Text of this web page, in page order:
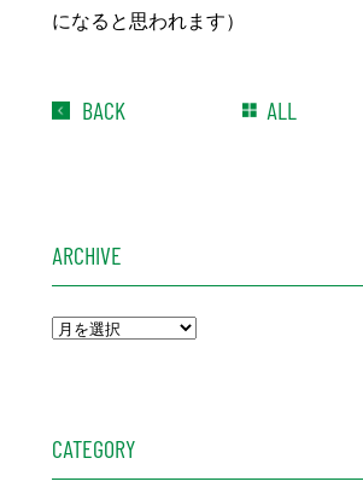
になると思われます）
BACK ALL
ARCHIVE
CATEGORY